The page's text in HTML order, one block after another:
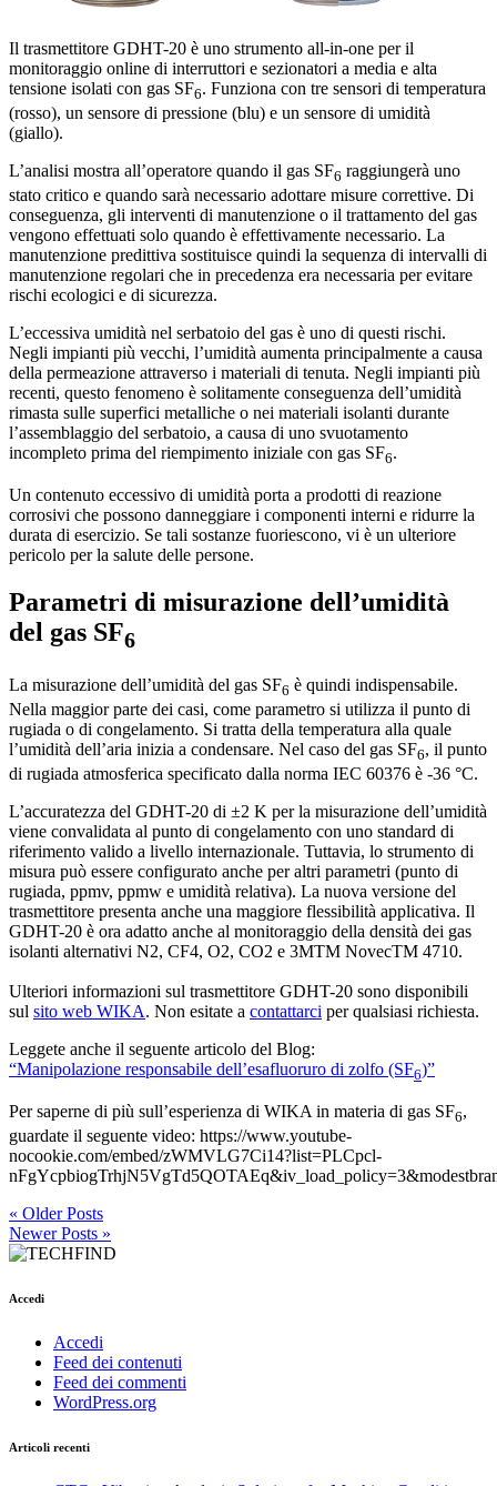
Il trasmettitore GDHT-20 è uno strumento all-in-one per il
monitoraggio online di interruttori e sezionatori a media e alta
tensione isolati con gas SF6. Funziona con tre sensori di temperatura
(rosso), un sensore di pressione (blu) e un sensore di umidità
(giallo).
L’analisi mostra all’operatore quando il gas SF6 raggiungerà uno
stato critico e quando sarà necessario adottare misure correttive. Di
conseguenza, gli interventi di manutenzione o il trattamento del gas
vengono effettuati solo quando è effettivamente necessario. La
manutenzione predittiva sostituisce quindi la sequenza di intervalli di
manutenzione regolari che in precedenza era necessaria per evitare
rischi ecologici e di sicurezza.
L’eccessiva umidità nel serbatoio del gas è uno di questi rischi.
Negli impianti più vecchi, l’umidità aumenta principalmente a causa
della permeazione attraverso i materiali di tenuta. Negli impianti più
recenti, questo fenomeno è solitamente conseguenza dell’umidità
rimasta sulle superfici metalliche o nei materiali isolanti durante
l’assemblaggio del serbatoio, a causa di uno svuotamento
incompleto prima del riempimento iniziale con gas SF6.
Un contenuto eccessivo di umidità porta a prodotti di reazione
corrosivi che possono danneggiare i componenti interni e ridurre la
durata di esercizio. Se tali sostanze fuoriescono, vi è un ulteriore
pericolo per la salute delle persone.
Parametri di misurazione dell’umidità
del gas SF6
La misurazione dell’umidità del gas SF6 è quindi indispensabile.
Nella maggior parte dei casi, come parametro si utilizza il punto di
rugiada o di congelamento. Si tratta della temperatura alla quale
l’umidità dell’aria inizia a condensare. Nel caso del gas SF6, il punto
di rugiada atmosferica specificato dalla norma IEC 60376 è -36 °C.
L’accuratezza del GDHT-20 di ±2 K per la misurazione dell’umidità
viene convalidata al punto di congelamento con uno standard di
riferimento valido a livello internazionale. Tuttavia, lo strumento di
misura può essere configurato anche per altri parametri (punto di
rugiada, ppmv, ppmw e umidità relativa). La nuova versione del
trasmettitore presenta anche una maggiore flessibilità applicativa. Il
GDHT-20 è ora adatto anche al monitoraggio della densità dei gas
isolanti alternativi N2, CF4, O2, CO2 e 3MTM NovecTM 4710.
Ulteriori informazioni sul trasmettitore GDHT-20 sono disponibili
sul sito web WIKA. Non esitate a contattarci per qualsiasi richiesta.
Leggete anche il seguente articolo del Blog:
“Manipolazione responsabile dell’esafluoruro di zolfo (SF6)”
Per saperne di più sull’esperienza di WIKA in materia di gas SF6,
guardate il seguente video: https://www.youtube-
nocookie.com/embed/zWMVLG7Ci14?list=PLCpcl-
« Older Posts
Newer Posts »
Accedi
Accedi
Feed dei contenuti
Feed dei commenti
WordPress.org
Articoli recenti